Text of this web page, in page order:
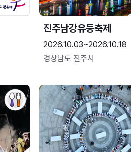
진주남강유등축제
2026.10.03~2026.10.18
경상남도 진주시